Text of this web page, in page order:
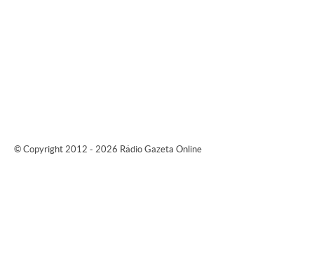
© Copyright 2012 - 2026 Rádio Gazeta Online